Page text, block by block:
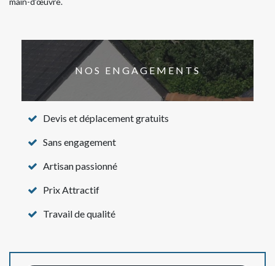
NOS ENGAGEMENTS
Devis et déplacement gratuits
Sans engagement
Artisan passionné
Prix Attractif
Travail de qualité